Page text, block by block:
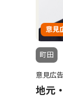
意見
町田
意見広告
地元